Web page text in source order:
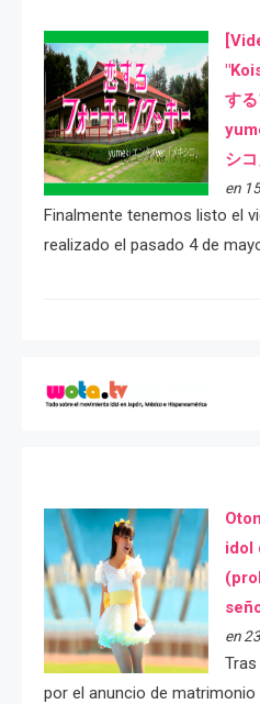
す
シコ
en
Finalmente tenemos listo el
realizado el pasado 4 de
idol
en
por el anuncio de matrimonio